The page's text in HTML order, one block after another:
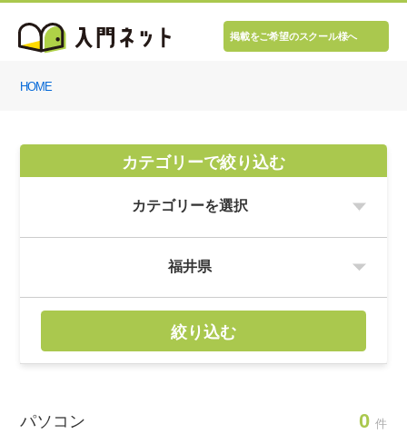
掲載をご希望のスクール様へ
HOME
カテゴリーで絞り込む
絞り込む
パソコン 0 件